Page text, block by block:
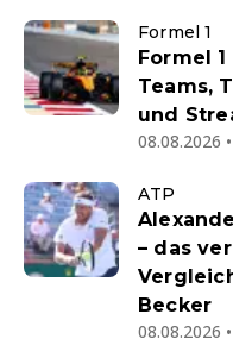
Formel 1
Formel
Teams,
und
08.08.2026
ATP
– das
Becker
08.08.2026